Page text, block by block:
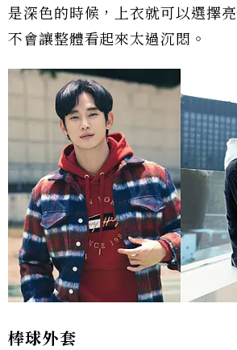
是深色的時候，上衣就可以選擇
不會讓整體看起來太過沉悶。
棒球外套